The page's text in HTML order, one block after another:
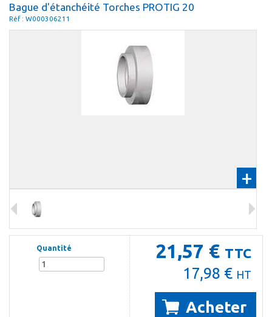
Bague d'étanchéité Torches PROTIG 20
Réf : W000306211
+
21,57 € TTC
17,98 € HT
Acheter
Quantité